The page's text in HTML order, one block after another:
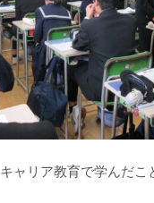
キャリア教育で学んだこ